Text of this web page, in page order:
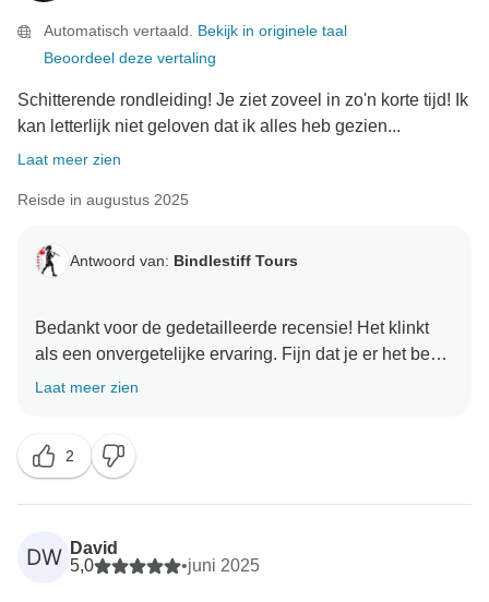
Automatisch vertaald. Bekijk in originele taal
Beoordeel deze vertaling
Schitterende rondleiding! Je ziet zoveel in zo'n korte tijd! Ik
kan letterlijk niet geloven dat ik alles heb gezien...
Laat meer zien
Reisde in augustus 2025
Antwoord van: Bindlestiff Tours
Bedankt voor de gedetailleerde recensie! Het klinkt
als een onvergetelijke ervaring. Fijn dat je er het beste
van hebt gemaakt, ondanks de uitdagingen!
Laat meer zien
2
DW
David
5,0
•juni 2025